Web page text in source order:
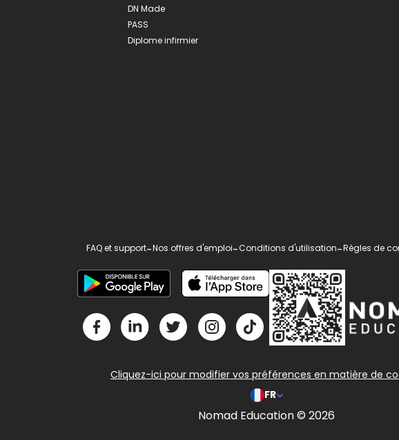
DN Made
PASS
Diplome infirmier
FAQ et support-Nos offres d'emploi-Conditions d'utilisation-Règles de
Cliquez-ici pour modifier vos préférences en matière de
FR
Nomad Education © 2026